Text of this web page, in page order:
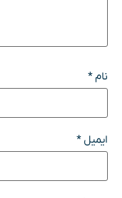
نام*
ایمیل*